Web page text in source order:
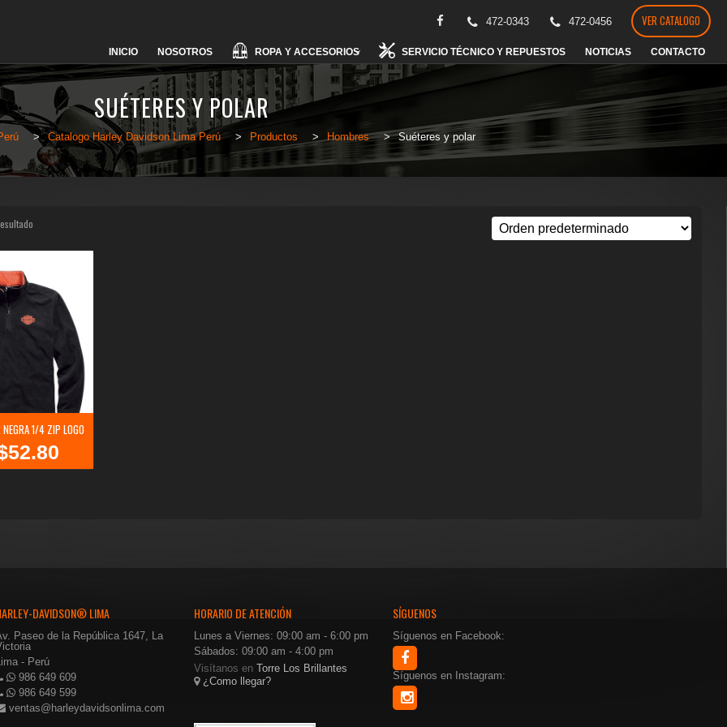
472-0343 472-0456 VER CATALOGO
Skip
to
content
INICIO NOSOTROS ROPA Y ACCESORIOS SERVICIO TÉCNICO Y REPUESTOS NOTICIAS CONTACTO
SUÉTERES Y POLAR
> Catalogo Harley Davidson Lima Perú > Productos > Hombres > Suéteres y polar
NEGRA 1/4 ZIP LOGO
52.80
DAVIDSON® LIMA
Paseo de la República 1647, La
- Perú
986 649 609
986 649 599
ventas@harleydavidsonlima.com
HORARIO DE ATENCIÓN
Lunes a Viernes: 09:00 am - 6:00 pm
Sábados: 09:00 am - 4:00 pm
Visítanos en Torre Los Brillantes
¿Como llegar?
SÍGUENOS
Síguenos en Facebook:
Síguenos en Instagram: